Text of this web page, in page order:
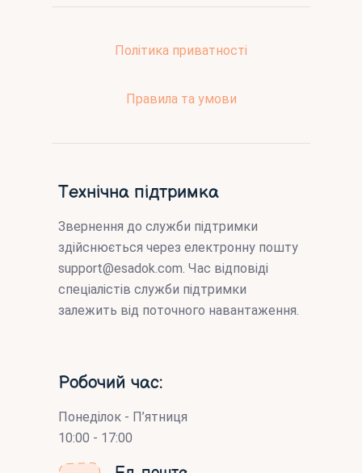
Політика приватності
Правила та умови
Технічна підтримка
Звернення до служби підтримки
здійснюється через електронну пошту
support@esadok.com. Час відповіді
спеціалістів служби підтримки
залежить від поточного навантаження.
Робочий час:
Понеділок - П’ятниця
10:00 - 17:00